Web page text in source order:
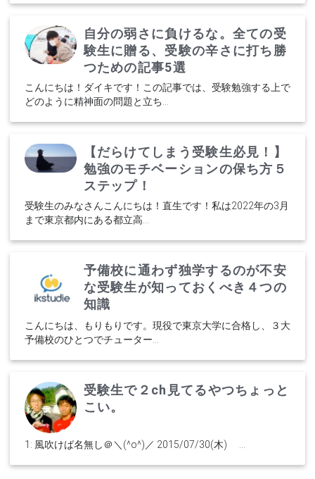
自分の弱さに負けるな。全ての受
験生に贈る、受験の辛さに打ち勝
つための記事5選
こんにちは！ダイキです！この記事では、受験勉強する上で
どのように精神面の問題と立ち...
【だらけてしまう受験生必見！】
勉強のモチベーションの保ち方５
ステップ！
受験生のみなさんこんにちは！直生です！私は2022年の3月
まで東京都内にある都立高...
予備校に通わず独学するのが不安
な受験生が知っておくべき４つの
知識
こんにちは、もりもりです。現役で東京大学に合格し、３大
予備校のひとつでチューター...
受験生で２ch見てるやつちょっと
こい。
1: 風吹けば名無し＠＼(^o^)／ 2015/07/30(木) ...